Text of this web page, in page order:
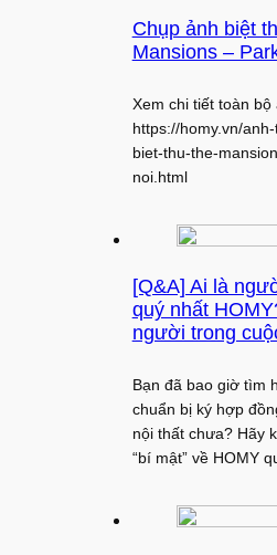
Chụp ảnh biệt
Mansions –
Xem chi tiết toàn bộ
https://homy.vn/
biet-thu-the-
noi.html
[Q&A] Ai là
quý nhất
người trong
Bạn đã bao giờ tìm
chuẩn bị ký hợp
nội thất chưa? Hãy
“bí mật” về HOMY